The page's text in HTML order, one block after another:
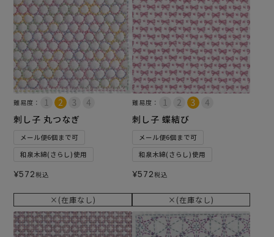
難易度：
刺し子 丸つなぎ
メール便6個まで可
和泉木綿(さらし)使用
¥572税込
×(在庫なし)
難易度：
刺し子 蝶結び
メール便6個まで可
和泉木綿(さらし)使用
¥572税込
×(在庫なし)